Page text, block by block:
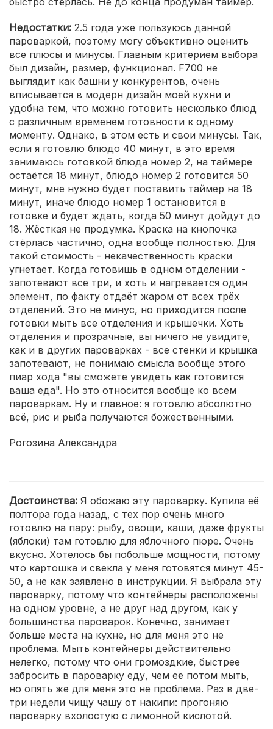
Недостатки: 2.5 года уже пользуюсь данной
пароваркой, поэтому могу объективно оценить
все плюсы и минусы. Главным критерием выбора
был дизайн, размер, функционал. F700 не
выглядит как башни у конкурентов, очень
вписывается в модерн дизайн моей кухни и
удобна тем, что можно готовить несколько блюд
с различным временем готовности к одному
моменту. Однако, в этом есть и свои минусы. Так,
если я готовлю блюдо 40 минут, в это время
занимаюсь готовкой блюда номер 2, на таймере
остаётся 18 минут, блюдо номер 2 готовится 50
минут, мне нужно будет поставить таймер на 18
минут, иначе блюдо номер 1 остановится в
готовке и будет ждать, когда 50 минут дойдут до
18. Жёсткая не продумка. Краска на кнопочка
стёрлась частично, одна вообще полностью. Для
такой стоимость - некачественность краски
угнетает. Когда готовишь в одном отделении -
запотевают все три, и хоть и нагревается один
элемент, по факту отдаёт жаром от всех трёх
отделений. Это не минус, но приходится после
готовки мыть все отделения и крышечки. Хоть
отделения и прозрачные, вы ничего не увидите,
как и в других пароварках - все стенки и крышка
запотевают, не понимаю смысла вообще этого
пиар хода "вы сможете увидеть как готовится
ваша еда". Но это относится вообще ко всем
пароваркам. Ну и главное: я готовлю абсолютно
всё, рис и рыба получаются божественными.
Рогозина Александра
Достоинства: Я обожаю эту пароварку. Купила её
полтора года назад, с тех пор очень много
готовлю на пару: рыбу, овощи, каши, даже фрукты
(яблоки) там готовлю для яблочного пюре. Очень
вкусно. Хотелось бы побольше мощности, потому
что картошка и свекла у меня готовятся минут 45-
50, а не как заявлено в инструкции. Я выбрала эту
пароварку, потому что контейнеры расположены
на одном уровне, а не друг над другом, как у
большинства пароварок. Конечно, занимает
больше места на кухне, но для меня это не
проблема. Мыть контейнеры действительно
нелегко, потому что они громоздкие, быстрее
забросить в пароварку еду, чем её потом мыть,
но опять же для меня это не проблема. Раз в две-
три недели чищу чашу от накипи: прогоняю
пароварку вхолостую с лимонной кислотой.